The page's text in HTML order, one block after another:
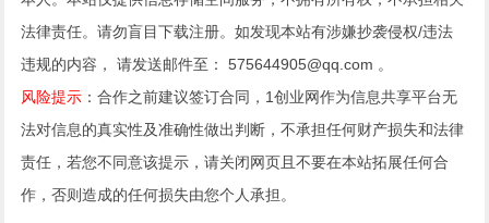
法律责任。请勿盲目下载注册。如发现本站有涉嫌抄袭侵权/违法
违规的内容， 请发送邮件至： 575644905@qq.com 。
风险提示 ：合作之前建议签订合同，1创业网作为信息共享平台无
法对信息的真实性及准确性做出判断，不承担任何财产损失和法律
责任，若您不同意该提示，请关闭网页且不要在本站拓展任何合
作，否则造成的任何损失由您个人承担。